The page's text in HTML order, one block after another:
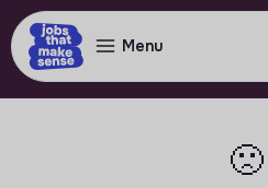
Menu
🙁